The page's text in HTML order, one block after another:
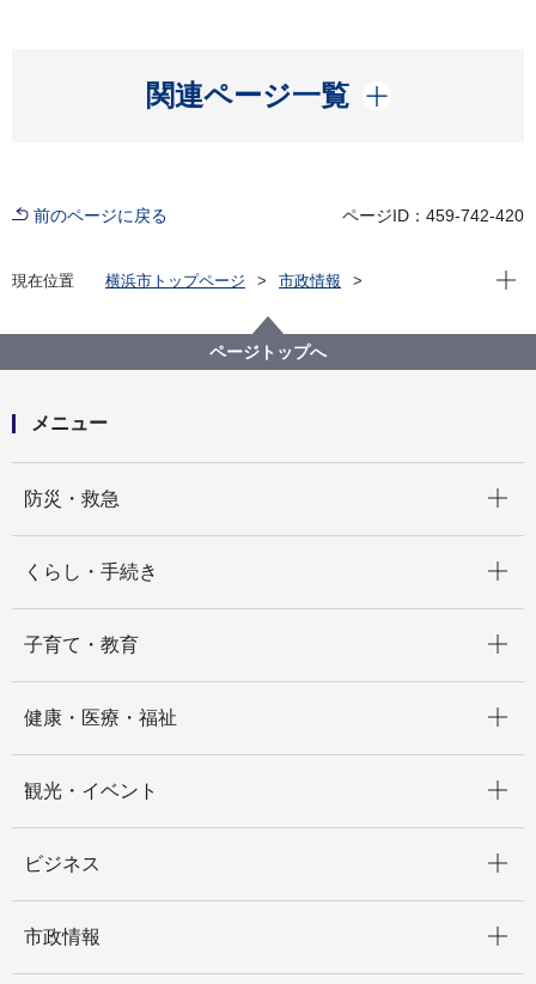
関連ページ一覧
開く
前のページに戻る ページID：459-742-420
現在位置 横浜市トップページ
市政情報
医療技術見本市「COMPAMED 2021」へ出展します
現在
ページトップへ
メニュー
防災・救急
くらし・手続き
子育て・教育
健康・医療・福祉
観光・イベント
ビジネス
市政情報